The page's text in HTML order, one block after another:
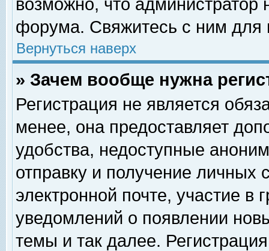
возможно, что
форума. Свяжитесь с ним для
Вернуться наверх
» Зачем вообще нужна
Регистрация не является
менее, она предоставляет
удобства, недоступные
отправку и получение личных
электронной почте, участие в
уведомлений о появлении
темы и так далее.